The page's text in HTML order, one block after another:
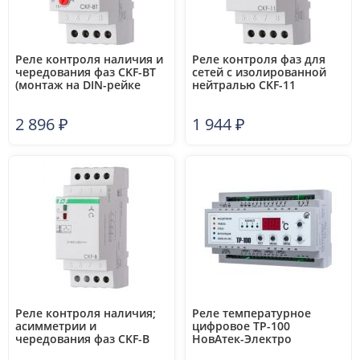
Реле контроля наличия и
чередования фаз CKF-BT
(монтаж на DIN-рейке
регулировка порога
значений напряжения;
3х400/230+N 2х8А 1Z 1R
IP20) F&F EA04.002.004
2 896₽
Реле контроля фаз для
сетей с изолированной
нейтралью CKF-11
задержки отключения;
1 944₽
Реле контроля наличия;
асимметрии и
чередования фаз CKF-B
Реле температурное
цифровое ТР-100
НовАтек-Электро